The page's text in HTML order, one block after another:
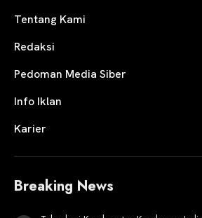
Tentang Kami
Redaksi
Pedoman Media Siber
Info Iklan
Karier
Breaking News